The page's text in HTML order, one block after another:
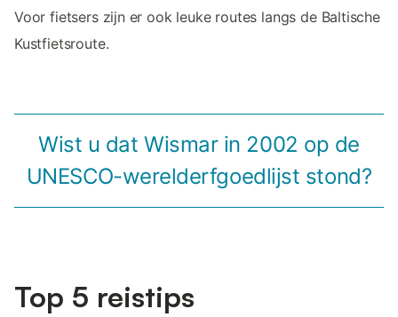
Voor fietsers zijn er ook leuke routes langs de Baltische
Kustfietsroute.
Wist u dat Wismar in 2002 op de
UNESCO-werelderfgoedlijst stond?
Top 5 reistips